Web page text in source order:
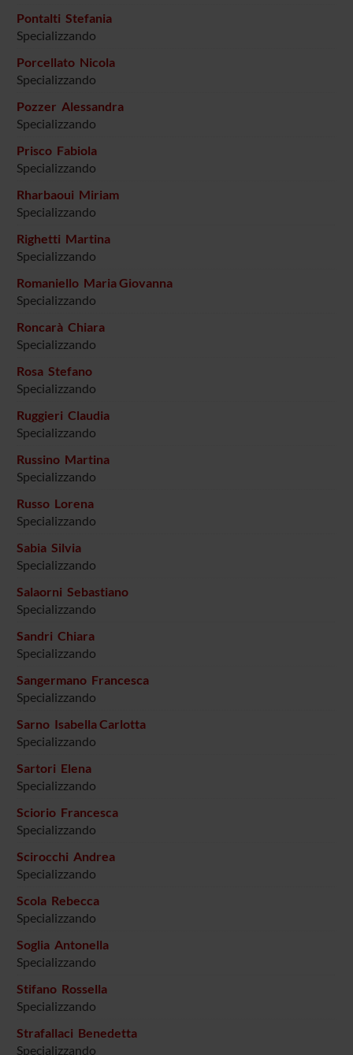
Pontalti Stefania
Specializzando
Porcellato Nicola
Specializzando
Pozzer Alessandra
Specializzando
Prisco Fabiola
Specializzando
Rharbaoui Miriam
Specializzando
Righetti Martina
Specializzando
Romaniello Maria Giovanna
Specializzando
Roncarà Chiara
Specializzando
Rosa Stefano
Specializzando
Ruggieri Claudia
Specializzando
Russino Martina
Specializzando
Russo Lorena
Specializzando
Sabia Silvia
Specializzando
Salaorni Sebastiano
Specializzando
Sandri Chiara
Specializzando
Sangermano Francesca
Specializzando
Sarno Isabella Carlotta
Specializzando
Sartori Elena
Specializzando
Sciorio Francesca
Specializzando
Scirocchi Andrea
Specializzando
Scola Rebecca
Specializzando
Soglia Antonella
Specializzando
Stifano Rossella
Specializzando
Strafallaci Benedetta
Specializzando